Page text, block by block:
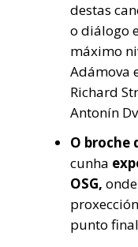
destas
o diálogo
máximo
Adámova
Richard
Antonín
O broche
cunha
OSG,
punto